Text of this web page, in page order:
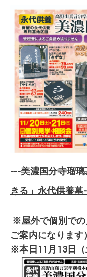
---美濃国分寺瑠
きる」永代供養墓
※屋外で個別での
ご案内になります
※本日11月13日（